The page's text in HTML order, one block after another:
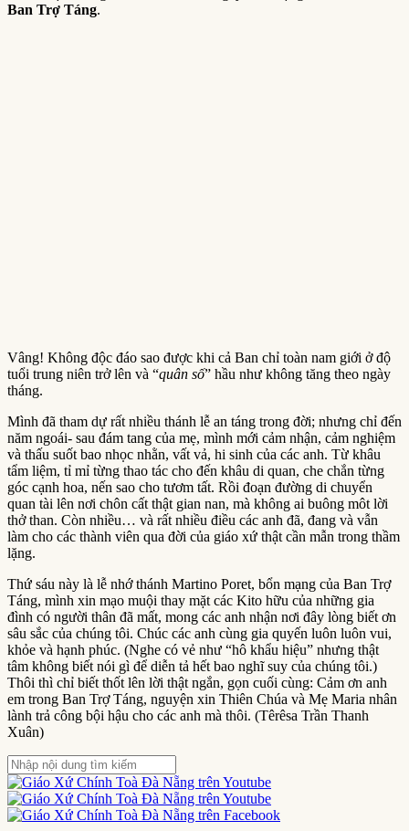
Ban Trợ Táng.
Vâng! Không độc đáo sao được khi cả Ban chỉ toàn nam giới ở độ
tuổi trung niên trở lên và “quân số” hầu như không tăng theo ngày
tháng.
Mình đã tham dự rất nhiều thánh lễ an táng trong đời; nhưng chỉ đến
năm ngoái- sau đám tang của mẹ, mình mới cảm nhận, cảm nghiệm
và thấu suốt bao nhọc nhằn, vất vả, hi sinh của các anh. Từ khâu
tẩm liệm, tỉ mỉ từng thao tác cho đến khâu di quan, che chắn từng
góc cạnh hoa, nến sao cho tươm tất. Rồi đoạn đường di chuyển
quan tài lên nơi chôn cất thật gian nan, mà không ai buông môt lời
thở than. Còn nhiều… và rất nhiều điều các anh đã, đang và vẫn
làm cho các thành viên qua đời của giáo xứ thật cần mẫn trong thầm
lặng.
Thứ sáu này là lễ nhớ thánh Martino Poret, bổn mạng của Ban Trợ
Táng, mình xin mạo muội thay mặt các Kito hữu của những gia
đình có người thân đã mất, mong các anh nhận nơi đây lòng biết ơn
sâu sắc của chúng tôi. Chúc các anh cùng gia quyến luôn luôn vui,
khỏe và hạnh phúc. (Nghe có vẻ như “hô khẩu hiệu” nhưng thật
tâm không biết nói gì để diễn tả hết bao nghĩ suy của chúng tôi.)
Thôi thì chỉ biết thốt lên lời thật ngắn, gọn cuối cùng: Cảm ơn anh
em trong Ban Trợ Táng, nguyện xin Thiên Chúa và Mẹ Maria nhân
lành trả công bội hậu cho các anh mà thôi. (Têrêsa Trần Thanh
Xuân)